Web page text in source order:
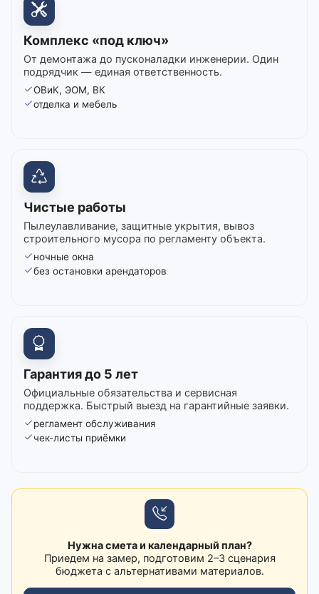
Комплекс «под ключ»
От демонтажа до пусконаладки инженерии. Один
подрядчик — единая ответственность.
ОВиК, ЭОМ, ВК
отделка и мебель
Чистые работы
Пылеулавливание, защитные укрытия, вывоз
строительного мусора по регламенту объекта.
ночные окна
без остановки арендаторов
Гарантия до 5 лет
Официальные обязательства и сервисная
поддержка. Быстрый выезд на гарантийные заявки.
регламент обслуживания
чек-листы приёмки
Нужна смета и календарный план?
Приедем на замер, подготовим 2–3 сценария
бюджета с альтернативами материалов.